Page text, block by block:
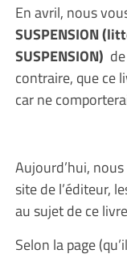
En avril, nous
SUSPENSION
SUSPENSION)
contraire, que ce
car ne
Aujourd’hui,
site de l’éditeur,
au sujet de ce
Selon la page